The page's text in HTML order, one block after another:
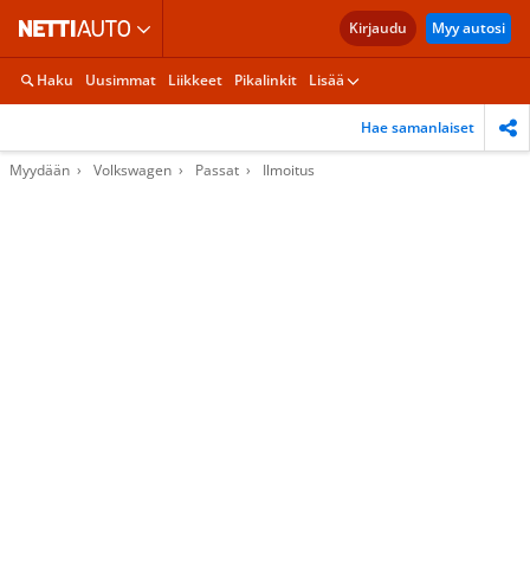
Kirjaudu Myy autosi
Haku Uusimmat Liikkeet Pikalinkit Lisää
Hae samanlaiset
Myydään Volkswagen Passat Ilmoitus